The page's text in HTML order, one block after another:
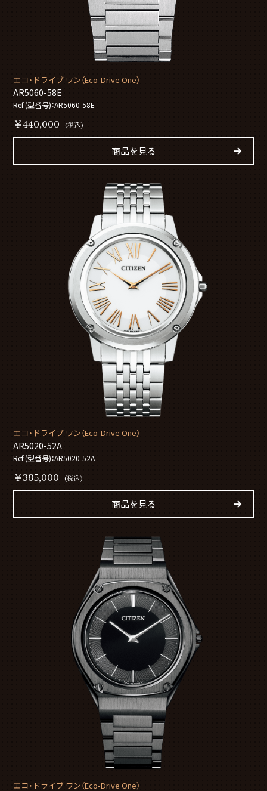
エコ・ドライブ ワン（Eco-Drive One）
AR5060-58E
Ref.(型番号)：AR5060-58E
￥440,000 (税込)
商品を見る
エコ・ドライブ ワン（Eco-Drive One）
AR5020-52A
Ref.(型番号)：AR5020-52A
￥385,000 (税込)
商品を見る
エコ・ドライブ ワン（Eco-Drive One）